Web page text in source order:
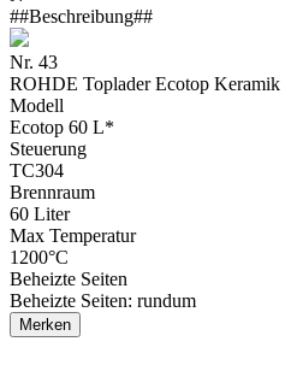
##Beschreibung##
Nr. 43
ROHDE Toplader Ecotop Keramik
Modell
Ecotop 60 L*
Steuerung
TC304
Brennraum
60 Liter
Max Temperatur
1200°C
Beheizte Seiten
Beheizte Seiten: rundum
Merken